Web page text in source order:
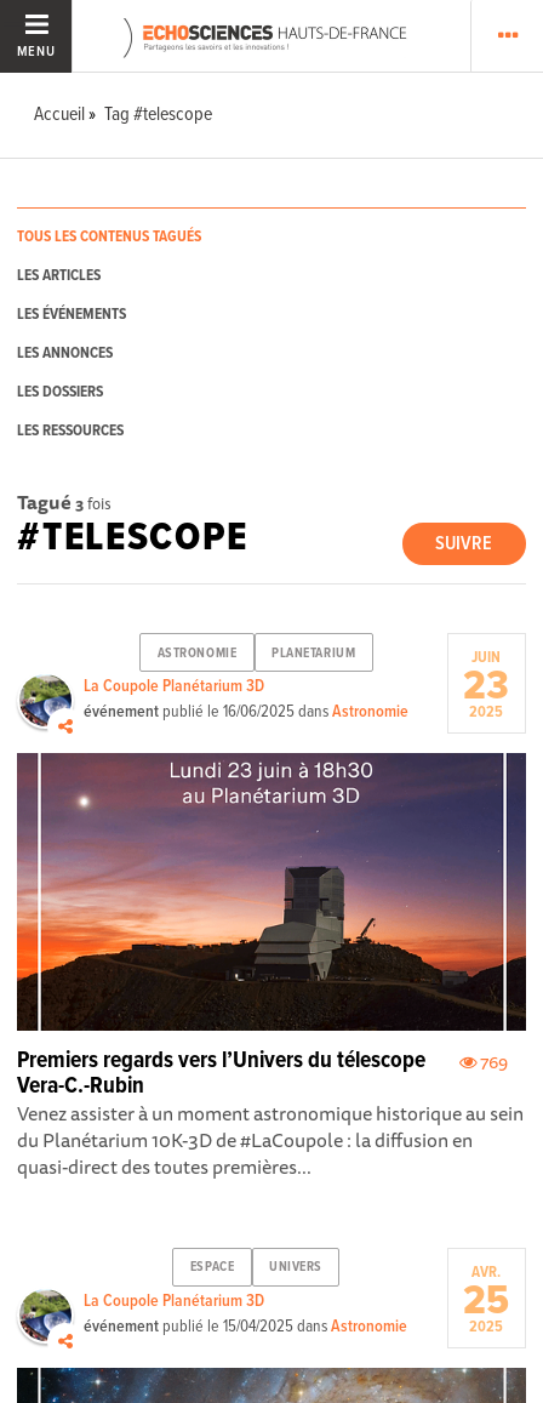
MENU
Accueil Tag #telescope
TOUS LES CONTENUS TAGUÉS
LES ARTICLES
LES ÉVÉNEMENTS
LES ANNONCES
LES DOSSIERS
LES RESSOURCES
Tagué 3fois
SUIVRE
#TELESCOPE
ASTRONOMIE PLANETARIUM
La Coupole Planétarium 3D
événement publié le16/06/2025dansAstronomie
JUIN
23
2025
769
Premiers regards vers l’Univers du télescope
Vera-C.-Rubin
Venez assister à un moment astronomique historique au sein
du Planétarium 10K-3D de #LaCoupole : la diffusion en
quasi-direct des toutes premières...
ESPACE UNIVERS
La Coupole Planétarium 3D
événement publié le15/04/2025dansAstronomie
AVR.
25
2025